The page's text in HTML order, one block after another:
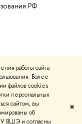
работы сайта
Более
файлов cookies
персональных
сайтом, вы
об
ВШЭ и согласны
✖
РФ
Условия